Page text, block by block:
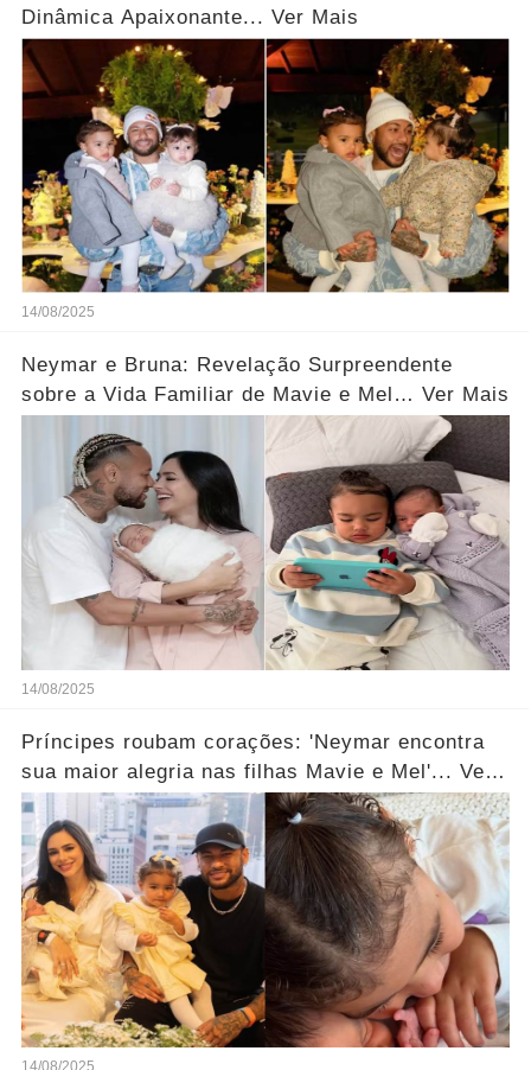
Dinâmica Apaixonante... Ver Mais
14/08/2025
Neymar e Bruna: Revelação Surpreendente
sobre a Vida Familiar de Mavie e Mel… Ver Mais
14/08/2025
Príncipes roubam corações: 'Neymar encontra
sua maior alegria nas filhas Mavie e Mel'... Ver
mais!
14/08/2025